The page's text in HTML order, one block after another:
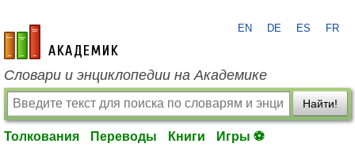
academic.ru
EN DE ES FR
Словари и энциклопедии на Академике
Найти!
Толкования Переводы Книги Игры ⚽